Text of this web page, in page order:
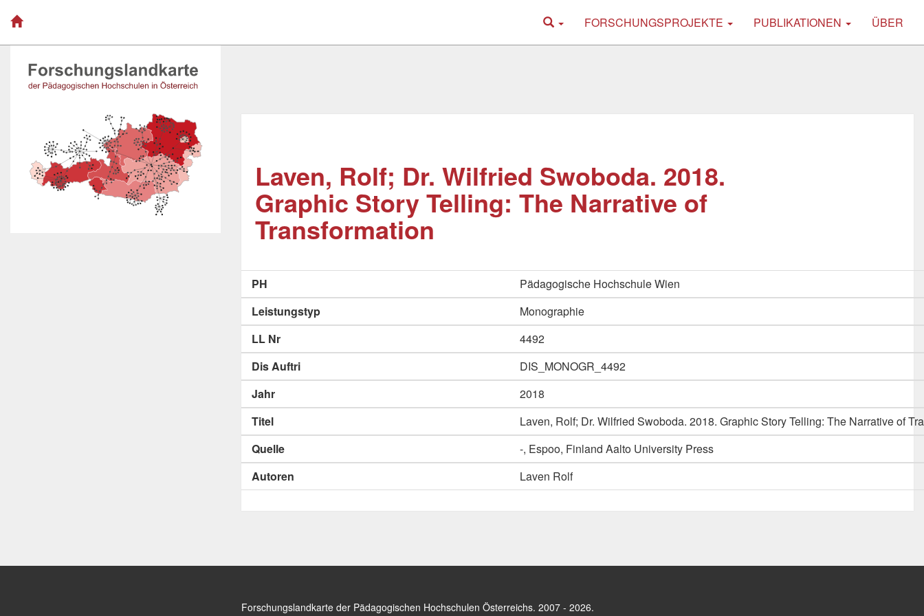
FORSCHUNGSPROJEKTE PUBLIKATIONEN ÜBER
Laven, Rolf; Dr. Wilfried Swoboda. 2018.
Graphic Story Telling: The Narrative of
Transformation
PH
Pädagogische Hochschule Wien
Leistungstyp
Monographie
LL Nr
4492
Dis Auftri
DIS_MONOGR_4492
Jahr
2018
Titel
Laven, Rolf; Dr. Wilfried Swoboda. 2018. Graphic Story Telling: The Narrative of
Quelle
-, Espoo, Finland Aalto University Press
Autoren
Laven Rolf
Forschungslandkarte der Pädagogischen Hochschulen Österreichs. 2007 - 2026.